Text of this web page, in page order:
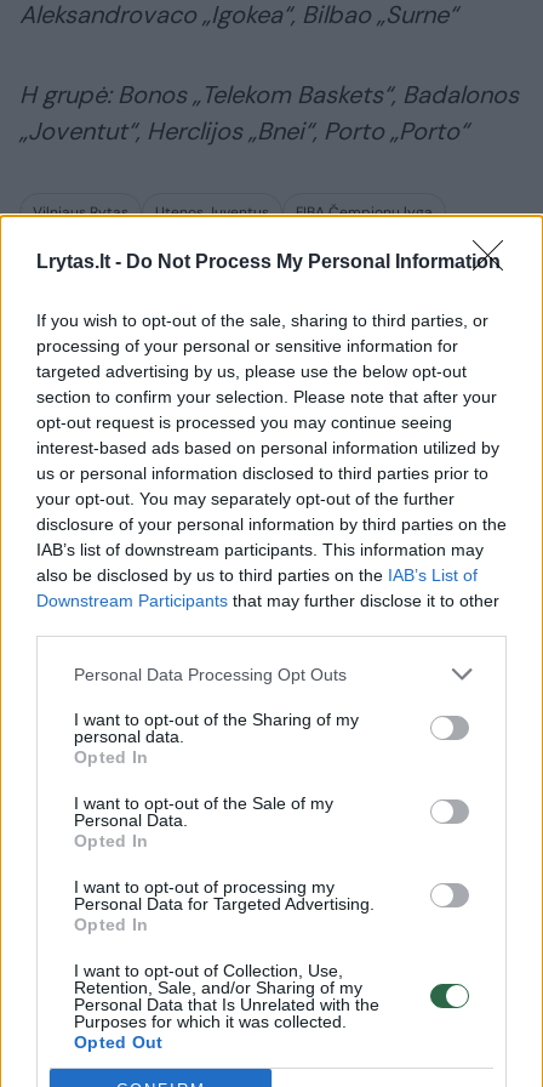
Lrytas.lt - Do Not Process My Personal Information
If you wish to opt-out of the sale, sharing to third parties, or
processing of your personal or sensitive information for
targeted advertising by us, please use the below opt-out
section to confirm your selection. Please note that after your
opt-out request is processed you may continue seeing
interest-based ads based on personal information utilized by
us or personal information disclosed to third parties prior to
your opt-out. You may separately opt-out of the further
disclosure of your personal information by third parties on the
IAB’s list of downstream participants. This information may
also be disclosed by us to third parties on the IAB’s List of
Downstream Participants that may further disclose it to other
Personal Data Processing Opt Outs
I want to opt-out of the Sharing of my
personal data.
Opted In
I want to opt-out of the Sale of my
Personal Data.
Opted In
I want to opt-out of processing my
Personal Data for Targeted Advertising.
Opted In
I want to opt-out of Collection, Use,
Retention, Sale, and/or Sharing of my
Personal Data that Is Unrelated with the
Purposes for which it was collected.
Opted Out
Aleksandrovaco „Igokea“, Bilbao „Surne“
H grupė: Bonos „Telekom Baskets“, Badalonos
„Joventut“, Herclijos „Bnei“, Porto „Porto“
Vilniaus Rytas Utenos Juventus FIBA Čempionų lyga
Komentuoti po šiuo straipsniu
Komentuoti gali tik Lrytas registruoti vartotojai.
Prisijunkite prie registruotų vartotojų
bendruomenės ir bendraukite komentaruose!
Rodyti komentarus
Prisijungti komentatoriams
Sportas Futbolas